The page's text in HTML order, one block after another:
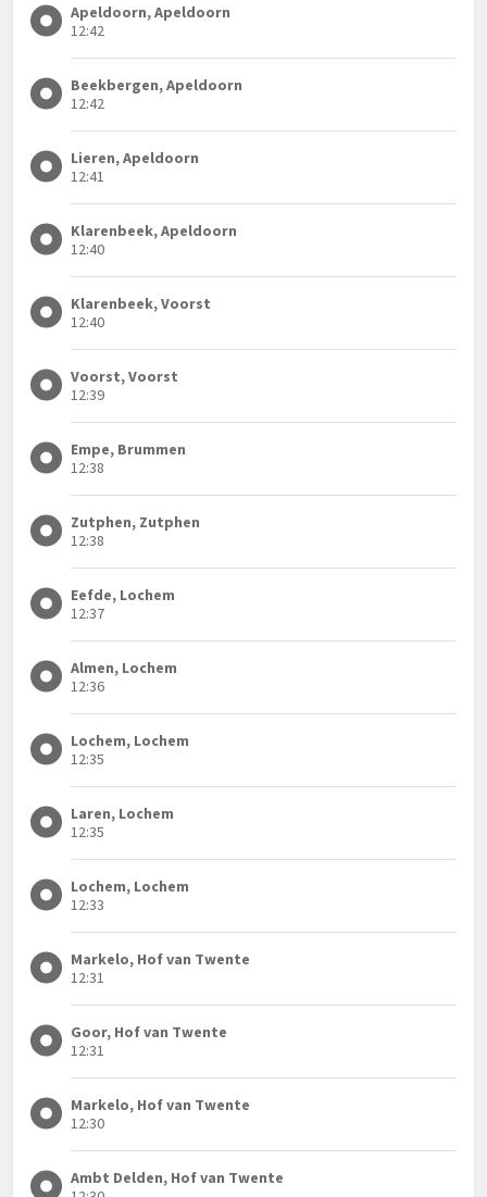
Apeldoorn, Apeldoorn
12:42
Beekbergen, Apeldoorn
12:42
Lieren, Apeldoorn
12:41
Klarenbeek, Apeldoorn
12:40
Klarenbeek, Voorst
12:40
Voorst, Voorst
12:39
Empe, Brummen
12:38
Zutphen, Zutphen
12:38
Eefde, Lochem
12:37
Almen, Lochem
12:36
Lochem, Lochem
12:35
Laren, Lochem
12:35
Lochem, Lochem
12:33
Markelo, Hof van Twente
12:31
Goor, Hof van Twente
12:31
Markelo, Hof van Twente
12:30
Ambt Delden, Hof van Twente